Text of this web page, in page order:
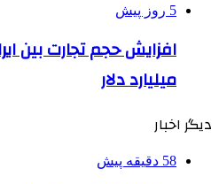
5 روز پیش
میلیارد دلار
دیگر اخبار
58 دقیقه پیش